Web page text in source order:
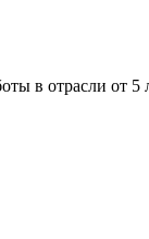
в отрасли от